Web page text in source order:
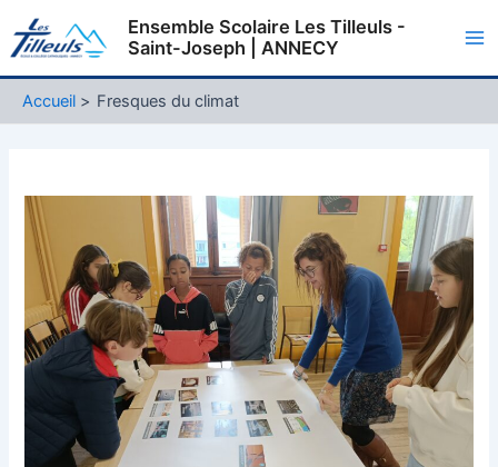
au
Ensemble Scolaire Les Tilleuls -
Saint-Joseph | ANNECY
Accueil Fresques du climat